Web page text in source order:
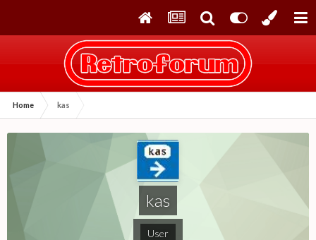
Home kas
kas
User